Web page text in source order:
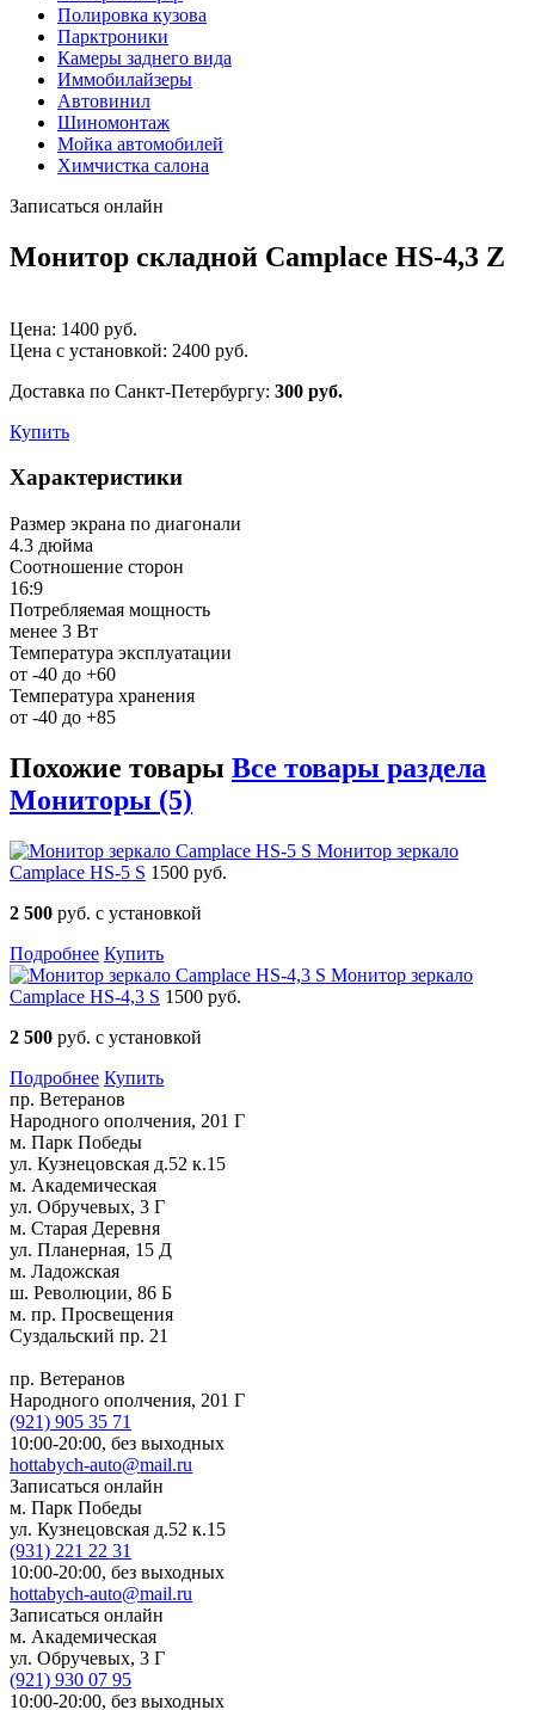
Полировка кузова
Парктроники
Камеры заднего вида
Иммобилайзеры
Автовинил
Шиномонтаж
Мойка автомобилей
Химчистка салона
Записаться онлайн
Монитор складной Camplace HS-4,3 Z
Цена: 1400 руб.
Цена с установкой: 2400 руб.
Доставка по Санкт-Петербургу: 300 руб.
Купить
Характеристики
Размер экрана по диагонали
4.3 дюйма
Соотношение сторон
16:9
Потребляемая мощность
менее 3 Вт
Температура эксплуатации
от -40 до +60
Температура хранения
от -40 до +85
Похожие товары Все товары раздела
Мониторы (5)
Монитор зеркало
Camplace HS-5 S 1500 руб.
2 500 руб. с установкой
Подробнее Купить
Монитор зеркало
Camplace HS-4,3 S 1500 руб.
2 500 руб. с установкой
Подробнее Купить
пр. Ветеранов
Народного ополчения, 201 Г
м. Парк Победы
ул. Кузнецовская д.52 к.15
м. Академическая
ул. Обручевых, 3 Г
м. Старая Деревня
ул. Планерная, 15 Д
м. Ладожская
ш. Революции, 86 Б
м. пр. Просвещения
Суздальский пр. 21
пр. Ветеранов
Народного ополчения, 201 Г
(921) 905 35 71
10:00-20:00, без выходных
hottabych-auto@mail.ru
Записаться онлайн
м. Парк Победы
ул. Кузнецовская д.52 к.15
(931) 221 22 31
10:00-20:00, без выходных
hottabych-auto@mail.ru
Записаться онлайн
м. Академическая
ул. Обручевых, 3 Г
(921) 930 07 95
10:00-20:00, без выходных